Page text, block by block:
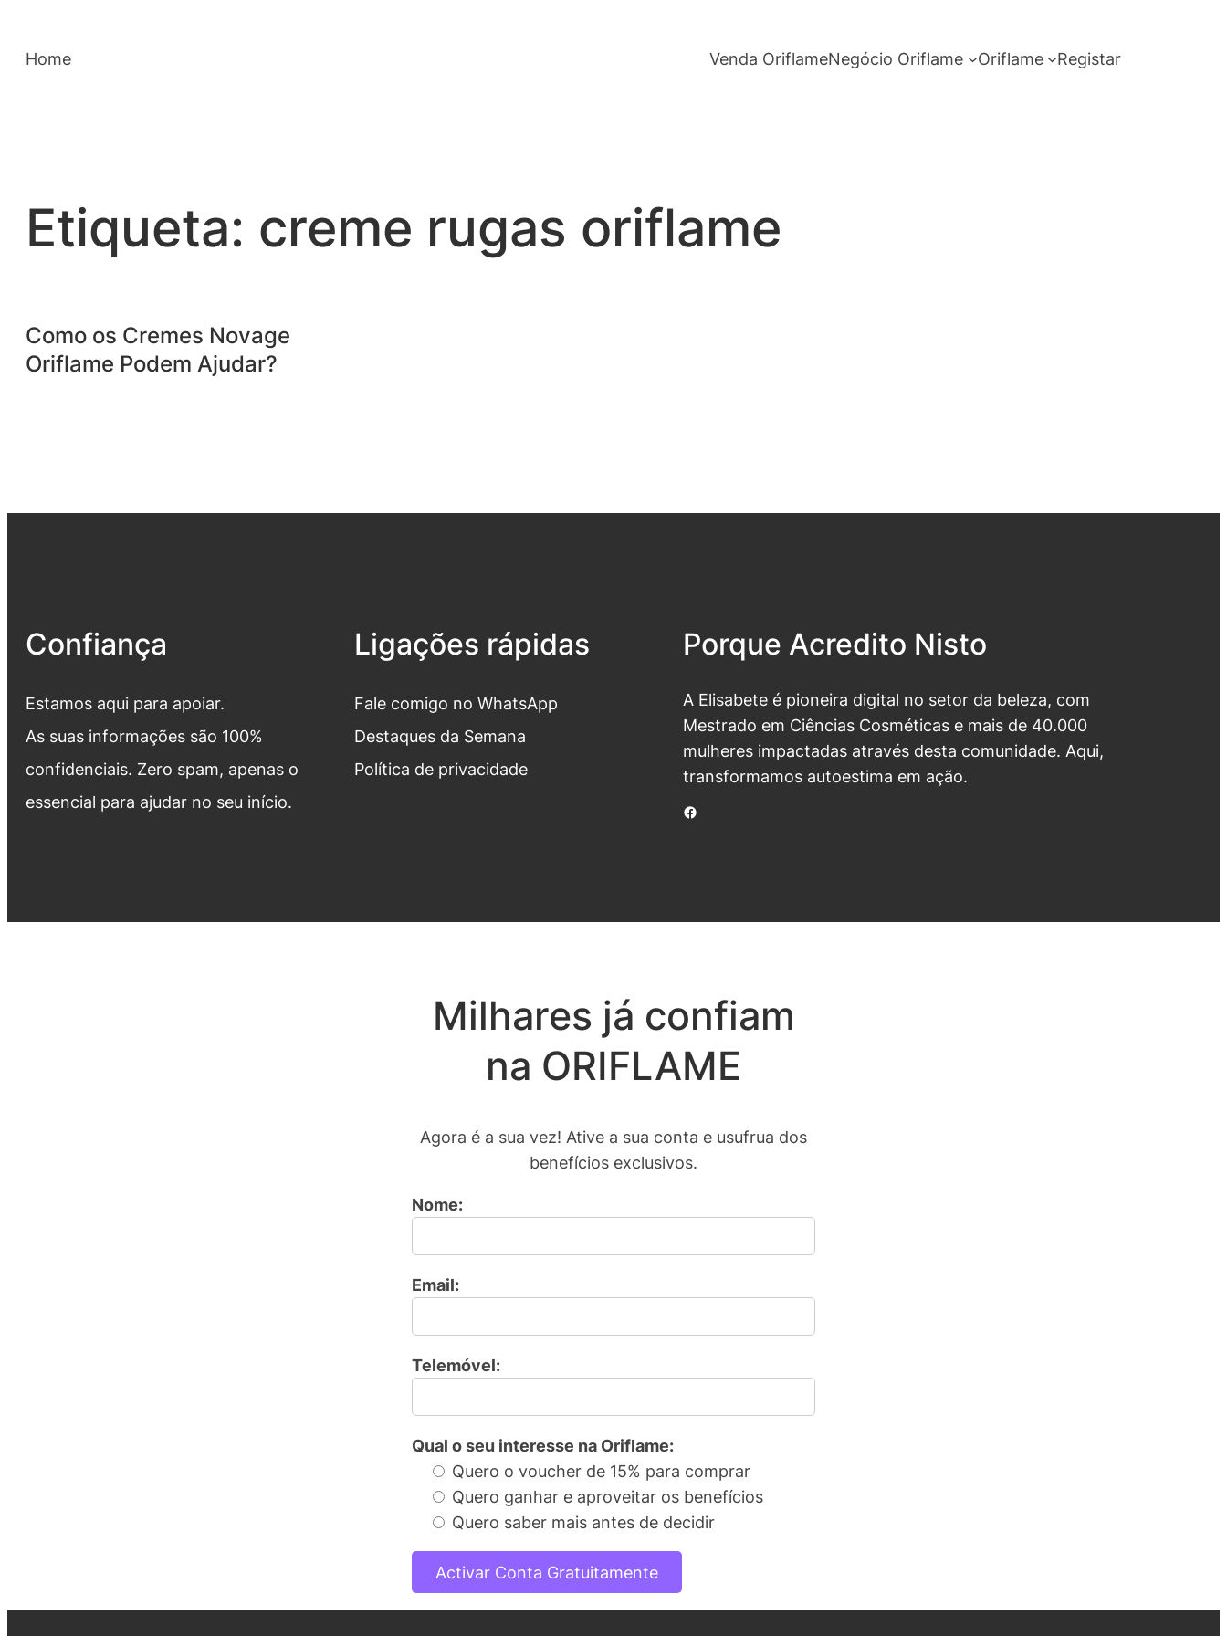
Home Venda OriflameNegócio Oriflame Oriflame Registar
Etiqueta: creme rugas oriflame
Como os Cremes Novage
Oriflame Podem Ajudar?
Confiança
Estamos aqui para apoiar.
As suas informações são 100%
confidenciais. Zero spam, apenas o
essencial para ajudar no seu início.
Ligações rápidas
Fale comigo no WhatsApp
Destaques da Semana
Política de privacidade
Porque Acredito Nisto
A Elisabete é pioneira digital no setor da beleza, com
Mestrado em Ciências Cosméticas e mais de 40.000
mulheres impactadas através desta comunidade. Aqui,
transformamos autoestima em ação.
Facebook
Milhares já confiam
na ORIFLAME
Agora é a sua vez! Ative a sua conta e usufrua dos
benefícios exclusivos.
Nome:
Email:
Telemóvel:
Qual o seu interesse na Oriflame:
Quero o voucher de 15% para comprar
Quero ganhar e aproveitar os benefícios
Quero saber mais antes de decidir